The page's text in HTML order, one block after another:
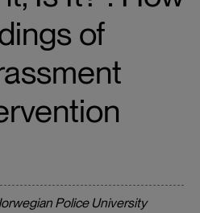
of
Police University